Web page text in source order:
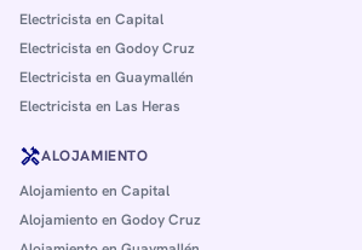
Electricista en Capital
Electricista en Godoy Cruz
Electricista en Guaymallén
Electricista en Las Heras
handymanALOJAMIENTO
Alojamiento en Capital
Alojamiento en Godoy Cruz